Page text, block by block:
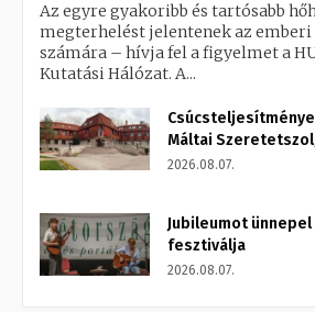
Az egyre gyakoribb és tartósabb
megterhelést jelentenek az emberi
számára – hívja fel a figyelmet a
Kutatási Hálózat. A...
Máltai
2026.08.07.
Jubileumot ünnepel
fesztiválja
2026.08.07.